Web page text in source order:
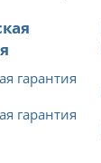
гарантия
гарантия